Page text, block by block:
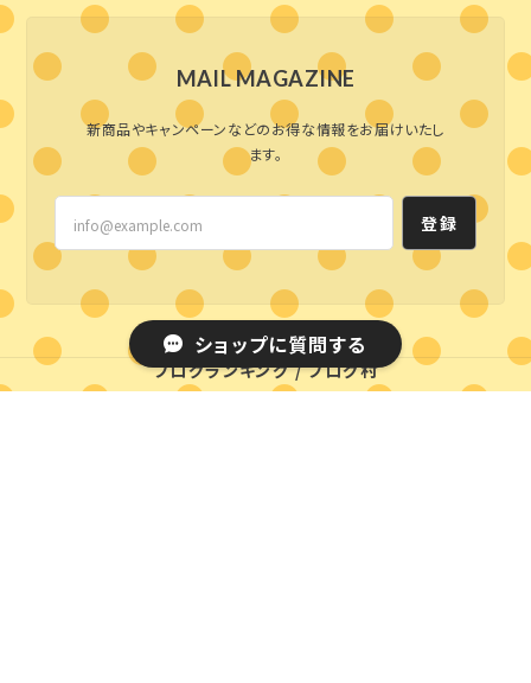
MAIL MAGAZINE
新商品やキャンペーンなどのお得な情報をお届けいたし
ます。
登録
ブログランキング/ブログ村
ショップに質問する